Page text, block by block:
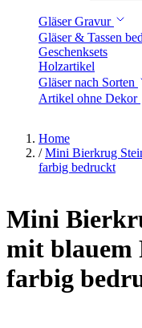
Gläser Gravur
Gläser & Tassen
Geschenksets
Holzartikel
Gläser nach Sorten
Artikel ohne Dekor
Home
/ Mini Bierkrug
farbig bedruckt
Mini
mit blauem
farbig